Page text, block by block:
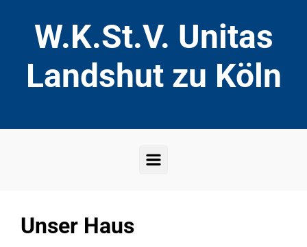
W.K.St.V. Unitas
Landshut zu Köln
Unser Haus